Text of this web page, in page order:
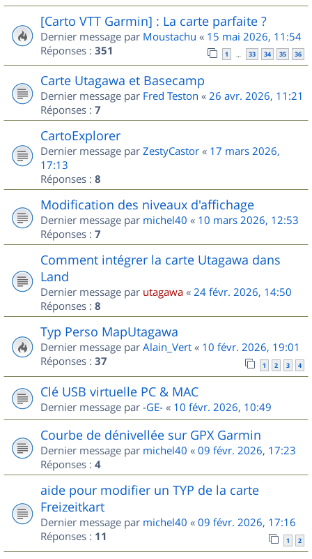
[Carto VTT Garmin] : La carte parfaite ?
Dernier message par Moustachu « 15 mai 2026, 11:54
Réponses : 351 1 … 33 34 35 36
Carte Utagawa et Basecamp
Dernier message par Fred Teston « 26 avr. 2026, 11:21
Réponses : 7
CartoExplorer
Dernier message par ZestyCastor « 17 mars 2026,
17:13
Réponses : 8
Modification des niveaux d'affichage
Dernier message par michel40 « 10 mars 2026, 12:53
Réponses : 7
Comment intégrer la carte Utagawa dans
Land
Dernier message par utagawa « 24 févr. 2026, 14:50
Réponses : 8
Typ Perso MapUtagawa
Dernier message par Alain_Vert « 10 févr. 2026, 19:01
Réponses : 37 1 2 3 4
Clé USB virtuelle PC & MAC
Dernier message par -GE- « 10 févr. 2026, 10:49
Courbe de dénivellée sur GPX Garmin
Dernier message par michel40 « 09 févr. 2026, 17:23
Réponses : 4
aide pour modifier un TYP de la carte
Freizeitkart
Dernier message par michel40 « 09 févr. 2026, 17:16
Réponses : 11 1 2